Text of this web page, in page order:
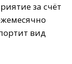
за счёт
вид